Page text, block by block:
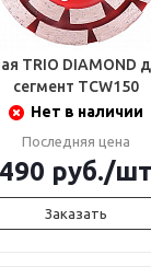
TRIO DIAMOND
сегмент TCW150
Нет в наличии
Последняя цена
490 руб./шт
Заказать